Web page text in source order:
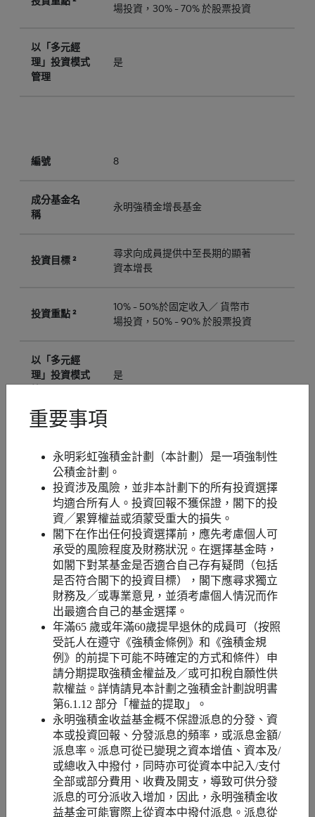
場投資，30% - 70% 於股票投資
以「多元經
理」投資模式
管理
是
編號 8
成分基金名
稱
永明強積金增長基金
投資目標 ²
尋求向成員提供中至長期的顯著
資本增長
投資重點 ²
10% - 50%於固定收入／ 貨幣市
場投資，50% - 90% 於股票投資
以「多元經
理」投資模式
是
9
成分基金名
永明強積金環球低碳指數基金⁴
投資目標 ²
尋求向成員提供於扣除費用和開
支前緊貼FTSE Custom MPF
Developed Selected Countries
ESG Low Carbon Select Hedged
Index表現的投資回報
投資重點 ² 環球股票
以「多元經
理」投資模式
不是
重要事項
永明彩虹強積金計劃（本計劃）是一項強制性
公積金計劃。
投資涉及風險，並非本計劃下的所有投資選擇
均適合所有人。投資回報不獲保證，閣下的投
資╱累算權益或須蒙受重大的損失。
閣下在作出任何投資選擇前，應先考慮個人可
承受的風險程度及財務狀況。在選擇基金時，
如閣下對某基金是否適合自己存有疑問（包括
是否符合閣下的投資目標），閣下應尋求獨立
財務及╱或專業意見，並須考慮個人情況而作
出最適合自己的基金選擇。
年滿65 歲或年滿60歲提早退休的成員可（按照
受託人在遵守《強積金條例》和《強積金規
例》的前提下可能不時確定的方式和條件）申
請分期提取強積金權益及／或可扣稅自願性供
款權益。詳情請見本計劃之強積金計劃說明書
第6.1.12 部分「權益的提取」。
永明強積金收益基金概不保證派息的分發、資
本或投資回報、分發派息的頻率，或派息金額/
派息率。派息可從已變現之資本增值、資本及/
或總收⼊中撥付，同時亦可從資本中記入/支付
全部或部分費用、收費及開支，導致可供分發
派息的可分派收⼊增加，因此，永明強積金收
益基金可能實際上從資本中撥付派息。派息從